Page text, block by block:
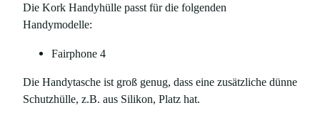
4
M
g
e
Die Kork Handyhülle passt für die folgenden
Handymodelle:
Fairphone 4
Die Handytasche ist groß genug, dass eine zusätzliche dünne
Schutzhülle, z.B. aus Silikon, Platz hat.